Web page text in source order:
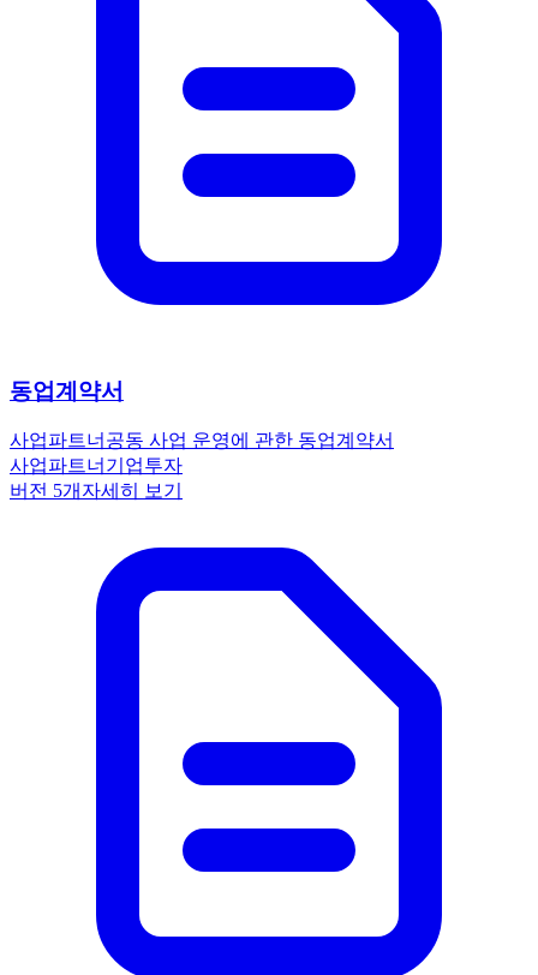
동업계약서
사업파트너 공동 사업 운영에 관한 동업계약서
사업파트너 기업투자
버전 5개 자세히 보기